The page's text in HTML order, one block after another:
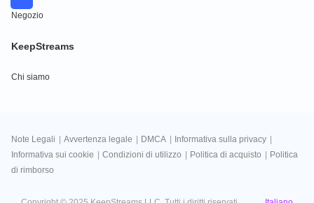
Negozio
KeepStreams
Chi siamo
Note Legali Avvertenza legale DMCA Informativa sulla privacy
Informativa sui cookie
Condizioni di utilizzo Politica di acquisto
Politica
di rimborso